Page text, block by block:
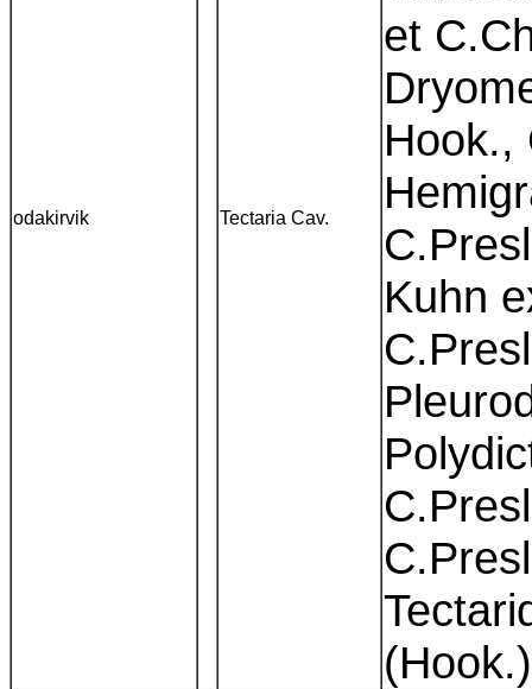
odakirvik Tectaria Cav.
et
Hook.,
Kuhn